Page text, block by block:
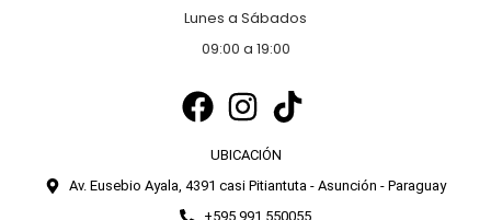
Lunes a Sábados
09:00 a 19:00
UBICACIÓN
Av. Eusebio Ayala, 4391 casi Pitiantuta - Asunción - Paraguay
+595 991 550055